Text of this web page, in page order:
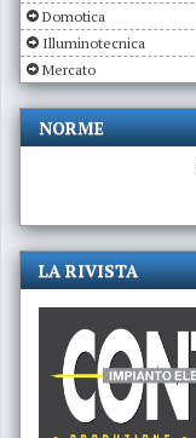
Domotica
Illuminotecnica
Mercato
NORME
LA RIVISTA